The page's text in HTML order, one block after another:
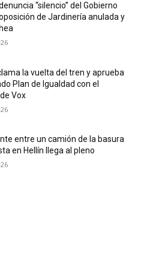
“silencio” del Gobierno
de Jardinería anulada y
la vuelta del tren y aprueba
Plan de Igualdad con el
Vox
entre un camión de la basura
en Hellín llega al pleno